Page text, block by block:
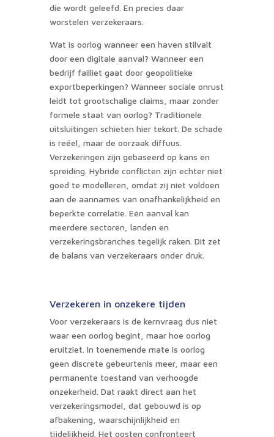
die wordt geleefd. En precies daar
worstelen verzekeraars.
Wat is oorlog wanneer een haven stilvalt
door een digitale aanval? Wanneer een
bedrijf failliet gaat door geopolitieke
exportbeperkingen? Wanneer sociale onrust
leidt tot grootschalige claims, maar zonder
formele staat van oorlog? Traditionele
uitsluitingen schieten hier tekort. De schade
is reëel, maar de oorzaak diffuus.
Verzekeringen zijn gebaseerd op kans en
spreiding. Hybride conflicten zijn echter niet
goed te modelleren, omdat zij niet voldoen
aan de aannames van onafhankelijkheid en
beperkte correlatie. Eén aanval kan
meerdere sectoren, landen en
verzekeringsbranches tegelijk raken. Dit zet
de balans van verzekeraars onder druk.
Verzekeren in onzekere tijden
Voor verzekeraars is de kernvraag dus niet
waar een oorlog begint, maar hoe oorlog
eruitziet. In toenemende mate is oorlog
geen discrete gebeurtenis meer, maar een
permanente toestand van verhoogde
onzekerheid. Dat raakt direct aan het
verzekeringsmodel, dat gebouwd is op
afbakening, waarschijnlijkheid en
tijdelijkheid. Het oosten confronteert